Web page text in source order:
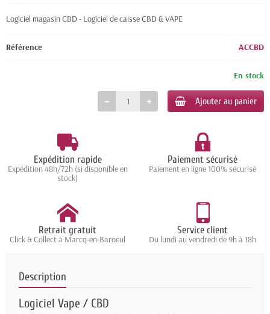
Logiciel magasin CBD - Logiciel de caisse CBD & VAPE
Référence ACCBD
En stock
Ajouter au panier
Expédition rapide
Expédition 48h/72h (si disponible en
stock)
Paiement sécurisé
Paiement en ligne 100% sécurisé
Retrait gratuit
Click & Collect à Marcq-en-Baroeul
Service client
Du lundi au vendredi de 9h à 18h
Description
Logiciel Vape / CBD